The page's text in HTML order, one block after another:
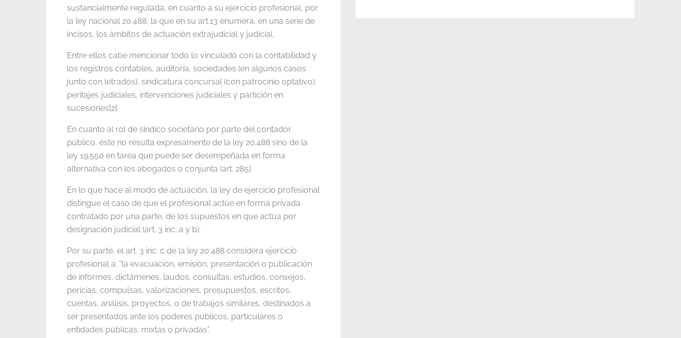
sustancialmente regulada, en cuanto a su ejercicio profesional, por
la ley nacional 20.488, la que en su art.13 enumera, en una serie de
incisos, los ámbitos de actuación extrajudicial y judicial.
Entre ellos cabe mencionar todo lo vinculado con la contabilidad y
los registros contables, auditoría, sociedades (en algunos casos
junto con letrados), sindicatura concursal (con patrocinio optativo),
peritajes judiciales, intervenciones judiciales y partición en
sucesiones[2].
En cuanto al rol de síndico societario por parte del contador
público, éste no resulta expresamente de la ley 20.488 sino de la
ley 19.550 en tarea que puede ser desempeñada en forma
alternativa con los abogados o conjunta (art. 285).
En lo que hace al modo de actuación, la ley de ejercicio profesional
distingue el caso de que el profesional actúe en forma privada
contratado por una parte, de los supuestos en que actúa por
designación judicial (art. 3 inc. a y b).
Por su parte, el art. 3 inc. c de la ley 20.488 considera ejercicio
profesional a: “la evacuación, emisión, presentación o publicación
de informes, dictámenes, laudos, consultas, estudios, consejos,
pericias, compulsas, valorizaciones, presupuestos, escritos,
cuentas, análisis, proyectos, o de trabajos similares, destinados a
ser presentados ante los poderes públicos, particulares o
entidades públicas, mixtas o privadas”.